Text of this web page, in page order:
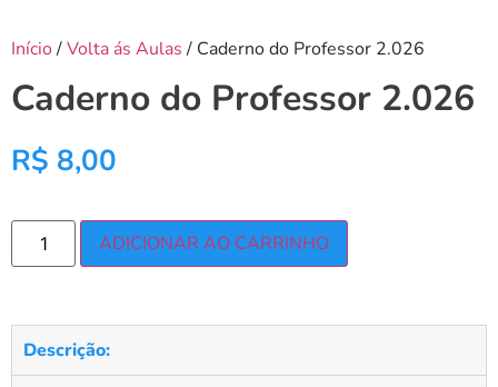
Início/Volta ás Aulas / Caderno do Professor 2.026
Caderno do Professor 2.026
R$ 8,00
ADICIONAR AO CARRINHO
Descrição: